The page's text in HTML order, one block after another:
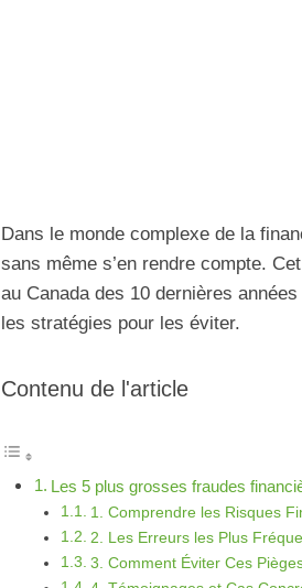
Dans le monde complexe de la
sans même s’en rendre compte.
au Canada des 10 dernières
les stratégies pour les éviter.
Contenu de l'article
Les 5 plus grosses fraudes
1. Comprendre les Risques
2. Les Erreurs les Plus
3. Comment Éviter Ces